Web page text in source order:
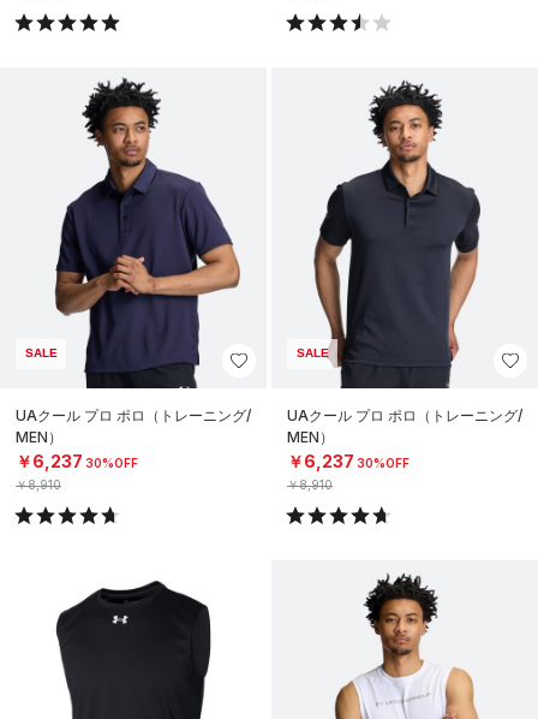
SALE
UAクール プロ ポロ（トレーニング/
MEN）
￥6,237 30%OFF
￥8,910
SALE
UAクール プロ ポロ（トレーニング/
MEN）
￥6,237 30%OFF
￥8,910